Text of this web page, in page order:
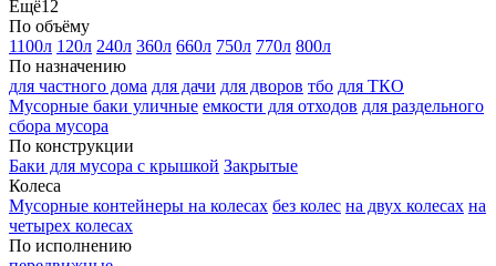
Ещё12
По объёму
1100л 120л 240л 360л 660л 750л 770л 800л
По назначению
для частного дома для дачи для дворов тбо для ТКО
Мусорные баки уличные емкости для отходов для раздельного
сбора мусора
По конструкции
Баки для мусора с крышкой Закрытые
Колеса
Мусорные контейнеры на колесах без колес на двух колесах на
четырех колесах
По исполнению